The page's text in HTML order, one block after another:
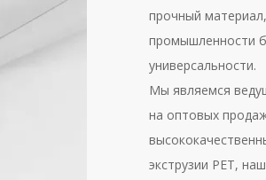
прочный
промышленности
универсальности.
Мы являемся
на оптовых
экструзии PET,